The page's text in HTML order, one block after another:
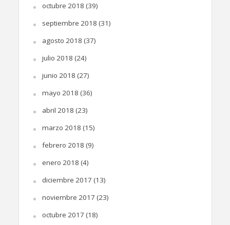
octubre 2018 (39)
septiembre 2018 (31)
agosto 2018 (37)
julio 2018 (24)
junio 2018 (27)
mayo 2018 (36)
abril 2018 (23)
marzo 2018 (15)
febrero 2018 (9)
enero 2018 (4)
diciembre 2017 (13)
noviembre 2017 (23)
octubre 2017 (18)